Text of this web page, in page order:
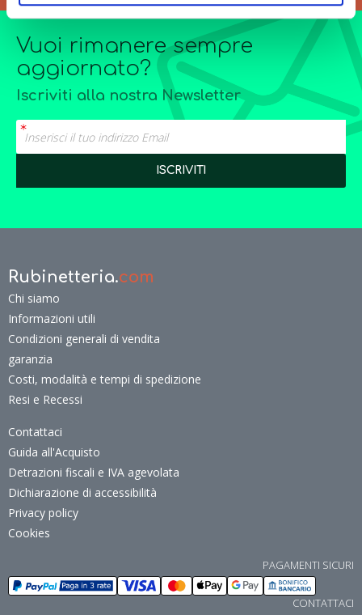
Vuoi rimanere sempre
aggiornato?
Iscriviti alla nostra Newsletter
Rubinetteria.com
Chi siamo
Informazioni utili
Condizioni generali di vendita
garanzia
Costi, modalità e tempi di spedizione
Resi e Recessi
Contattaci
Guida all'Acquisto
Detrazioni fiscali e IVA agevolata
Dichiarazione di accessibilità
Privacy policy
Cookies
PAGAMENTI SICURI
CONTATTACI